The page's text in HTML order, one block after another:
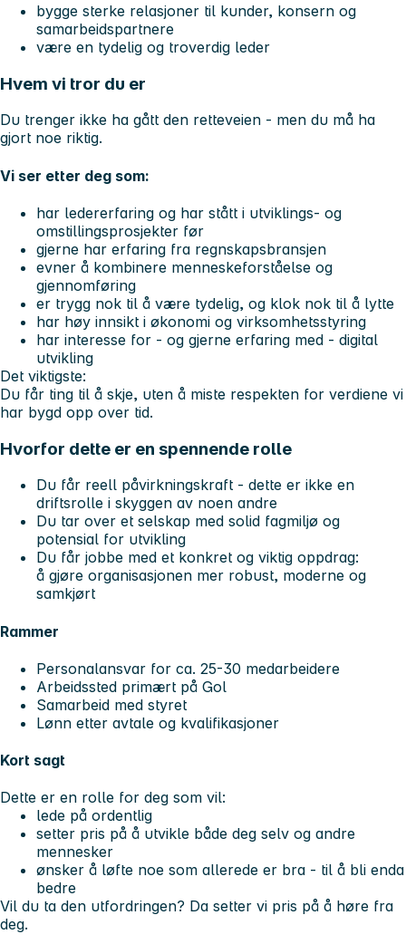
bygge sterke relasjoner til kunder, konsern og
samarbeidspartnere
være en tydelig og troverdig leder
Hvem vi tror du er
Du trenger ikke ha gått den retteveien - men du må ha
gjort noe riktig.
Vi ser etter deg som:
har ledererfaring og har stått i utviklings- og
omstillingsprosjekter før
gjerne har erfaring fra regnskapsbransjen
evner å kombinere menneskeforståelse og
gjennomføring
er trygg nok til å være tydelig, og klok nok til å lytte
har høy innsikt i økonomi og virksomhetsstyring
har interesse for - og gjerne erfaring med - digital
utvikling
Det viktigste:
Du får ting til å skje, uten å miste respekten for verdiene vi
har bygd opp over tid.
Hvorfor dette er en spennende rolle
Du får reell påvirkningskraft - dette er ikke en
driftsrolle i skyggen av noen andre
Du tar over et selskap med solid fagmiljø og
potensial for utvikling
Du får jobbe med et konkret og viktig oppdrag:
å gjøre organisasjonen mer robust, moderne og
samkjørt
Rammer
Personalansvar for ca. 25-30 medarbeidere
Arbeidssted primært på Gol
Samarbeid med styret
Lønn etter avtale og kvalifikasjoner
Kort sagt
Dette er en rolle for deg som vil:
lede på ordentlig
setter pris på å utvikle både deg selv og andre
mennesker
ønsker å løfte noe som allerede er bra - til å bli enda
bedre
Vil du ta den utfordringen? Da setter vi pris på å høre fra
deg.